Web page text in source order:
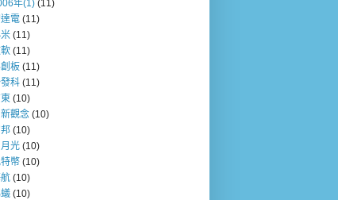
年(1) (11)
電 (11)
(11)
(11)
板 (11)
科 (11)
(10)
觀念 (10)
(10)
月光 (10)
幣 (10)
(10)
(10)